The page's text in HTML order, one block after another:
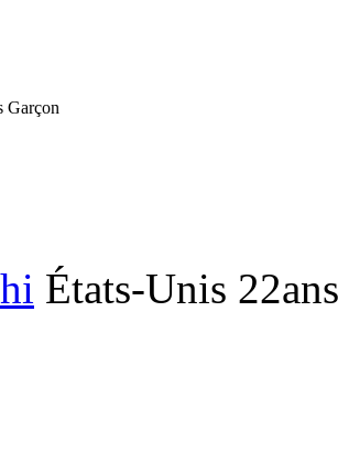
Garçon
États-Unis 22ans